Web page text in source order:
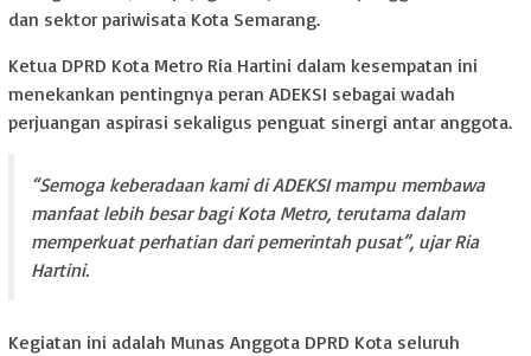
dan sektor pariwisata Kota Semarang.
Ketua DPRD Kota Metro Ria Hartini dalam kesempatan ini
menekankan pentingnya peran ADEKSI sebagai wadah
perjuangan aspirasi sekaligus penguat sinergi antar anggota.
“Semoga keberadaan kami di ADEKSI mampu membawa
manfaat lebih besar bagi Kota Metro, terutama dalam
memperkuat perhatian dari pemerintah pusat”, ujar Ria
Hartini.
Kegiatan ini adalah Munas Anggota DPRD Kota seluruh